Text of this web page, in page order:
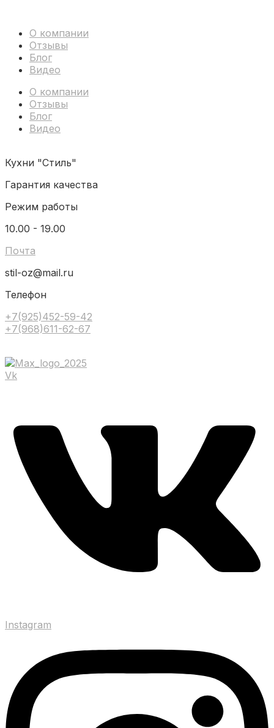
О компании
Отзывы
Блог
Видео
О компании
Отзывы
Блог
Видео
Кухни "Стиль"
Гарантия качества
Режим работы
10.00 - 19.00
Почта
stil-oz@mail.ru
Телефон
+7(925)452-59-42
+7(968)611-62-67
Vk
Instagram